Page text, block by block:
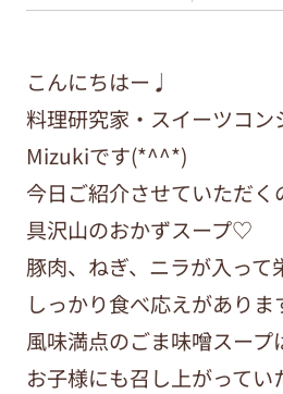
こんにちはー♩
料理研究家・スイーツコン
Mizukiです(*^^*)
今日ご紹介させていただく
具沢山のおかずスープ♡
豚肉、ねぎ、ニラが入って
しっかり食べ応えがあり
風味満点のごま味噌スープ
お子様にも召し上がって